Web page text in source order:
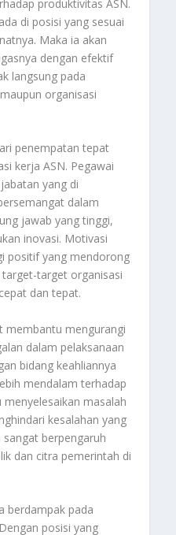
produktivitas ASN.
di posisi yang sesuai
Maka ia akan
dengan efektif
langsung pada
organisasi
penempatan tepat
kerja ASN. Pegawai
yang di
dalam
jawab yang tinggi,
inovasi. Motivasi
positif yang mendorong
target organisasi
dan tepat.
membantu mengurangi
dalam pelaksanaan
bidang keahliannya
mendalam terhadap
masalah
kesalahan yang
berpengaruh
dan citra pemerintah di
berdampak pada
posisi yang